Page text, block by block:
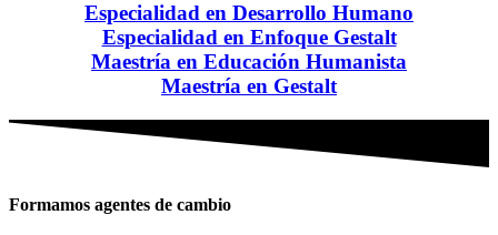
Especialidad en Desarrollo Humano
Especialidad en Enfoque Gestalt
Maestría en Educación Humanista
Maestría en Gestalt
Formamos agentes de cambio